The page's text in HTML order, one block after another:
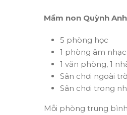
Mầm non Quỳnh Anh
5 phòng học
1 phòng âm nhạc
1 văn phòng, 1
Sân chơi ngoài
Sân chơi trong
Mỗi phòng trung